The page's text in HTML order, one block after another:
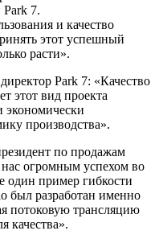
7.
и качество
этот успешный
расти».
Park 7: «Качество
этот вид проекта
экономически
производства».
по продажам
огромным успехом во
один пример гибкости
был разработан именно
потоковую трансляцию
качества».